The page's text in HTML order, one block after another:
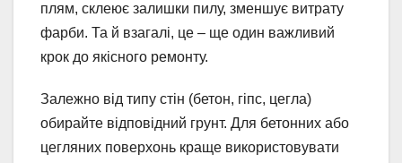
плям, склеює залишки пилу, зменшує витрату
фарби. Та й взагалі, це – ще один важливий
крок до якісного ремонту.
Залежно від типу стін (бетон, гіпс, цегла)
обирайте відповідний грунт. Для бетонних або
цегляних поверхонь краще використовувати